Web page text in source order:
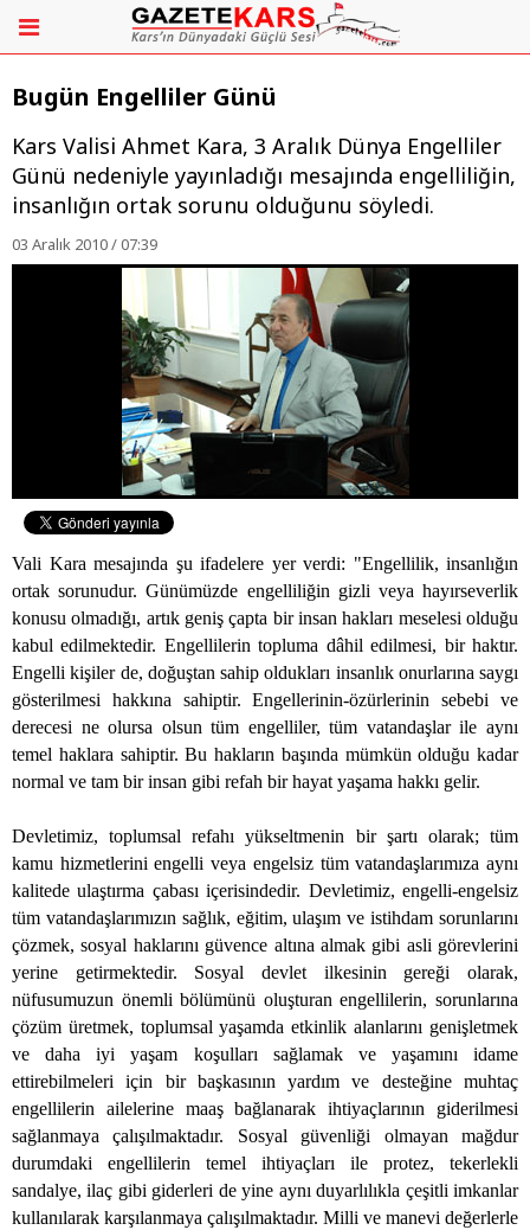
Bugün Engelliler Günü
Kars Valisi Ahmet Kara, 3 Aralık Dünya Engelliler
Günü nedeniyle yayınladığı mesajında engelliliğin,
insanlığın ortak sorunu olduğunu söyledi.
03 Aralık 2010 / 07:39
Vali Kara mesajında şu ifadelere yer verdi: "Engellilik, insanlığın
ortak sorunudur.Günümüzde engelliliğin gizli veya hayırseverlik
konusu olmadığı, artık geniş çapta bir insan hakları meselesi olduğu
kabul edilmektedir. Engellilerin topluma dâhil edilmesi, bir haktır.
Engelli kişiler de, doğuştan sahip oldukları insanlık onurlarına saygı
gösterilmesi hakkına sahiptir. Engellerinin-özürlerinin sebebi ve
derecesi ne olursa olsun tüm engelliler, tüm vatandaşlar ile aynı
temel haklara sahiptir. Bu hakların başında mümkün olduğu kadar
normal ve tam bir insan gibi refah bir hayat yaşama hakkı gelir.
Devletimiz, toplumsal refahı yükseltmenin bir şartı olarak; tüm
kamu hizmetlerini engelli veya engelsiz tüm vatandaşlarımıza aynı
kalitede ulaştırma çabası içerisindedir. Devletimiz, engelli-engelsiz
tüm vatandaşlarımızın sağlık, eğitim, ulaşım ve istihdam sorunlarını
çözmek, sosyal haklarını güvence altına almak gibi asli görevlerini
yerine getirmektedir. Sosyal devlet ilkesinin gereği olarak,
nüfusumuzun önemli bölümünü oluşturan engellilerin, sorunlarına
çözüm üretmek, toplumsal yaşamda etkinlik alanlarını genişletmek
ve daha iyi yaşam koşulları sağlamak ve yaşamını idame
ettirebilmeleri için bir başkasının yardım ve desteğine muhtaç
engellilerin ailelerine maaş bağlanarak ihtiyaçlarının giderilmesi
sağlanmaya çalışılmaktadır. Sosyal güvenliği olmayan mağdur
durumdaki engellilerin temel ihtiyaçları ile protez, tekerlekli
sandalye, ilaç gibi giderleri de yine aynı duyarlılıkla çeşitli imkanlar
kullanılarak karşılanmaya çalışılmaktadır. Milli ve manevi değerlerle